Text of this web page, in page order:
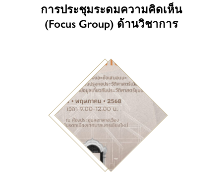
การประชุมระดมความคิดเห็น
(Focus Group) ด้านวิชาการ